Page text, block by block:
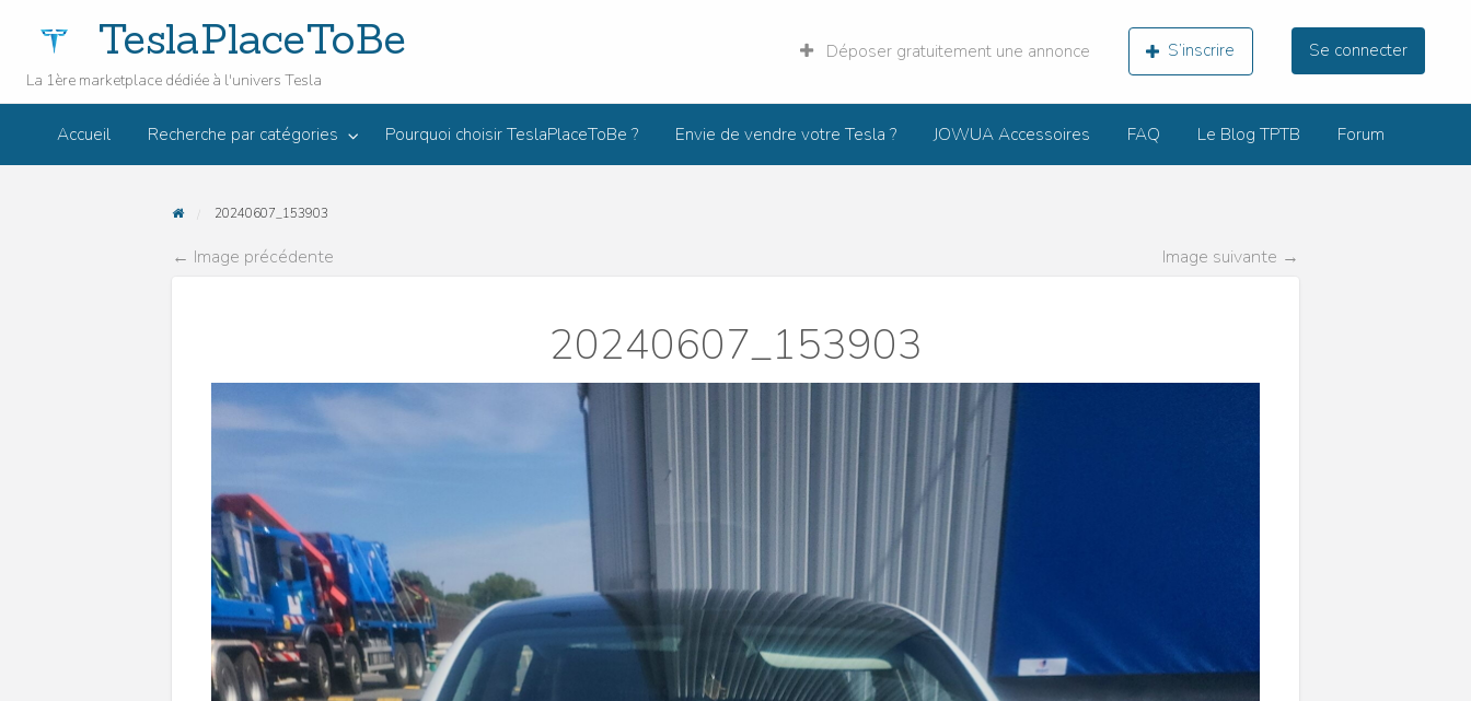
choisir
Envie
de
votre
JOWUA
Accessoires FAQ
Le
TPTB
TeslaPlaceToBe
La 1ère marketplace dédiée à l'univers Tesla
Déposer gratuitement une annonce S’inscrire Se connecter
Accueil Recherche par catégories Pourquoi choisir TeslaPlaceToBe ? Envie de vendre votre Tesla ? JOWUA Accessoires FAQ Le Blog TPTB Forum
20240607_153903
← Image précédente Image suivante →
20240607_153903